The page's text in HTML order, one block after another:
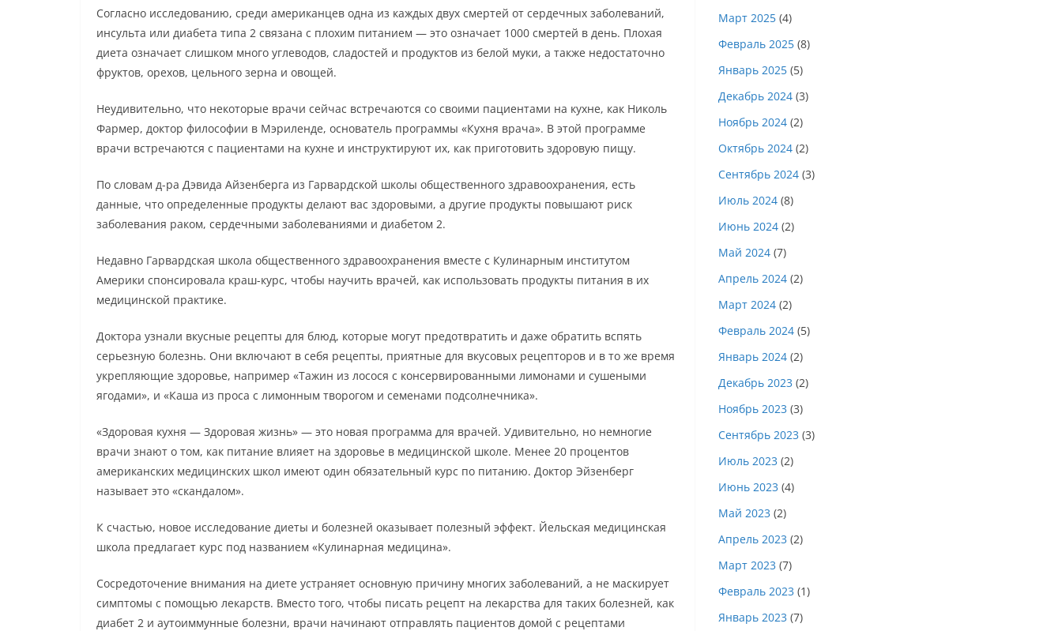
Согласно исследованию, среди американцев одна из каждых двух смертей от сердечных заболеваний,
инсульта или диабета типа 2 связана с плохим питанием — это означает 1000 смертей в день. Плохая
диета означает слишком много углеводов, сладостей и продуктов из белой муки, а также недостаточно
фруктов, орехов, цельного зерна и овощей.
Неудивительно, что некоторые врачи сейчас встречаются со своими пациентами на кухне, как Николь
Фармер, доктор философии в Мэриленде, основатель программы «Кухня врача». В этой программе
врачи встречаются с пациентами на кухне и инструктируют их, как приготовить здоровую пищу.
По словам д-ра Дэвида Айзенберга из Гарвардской школы общественного здравоохранения, есть
данные, что определенные продукты делают вас здоровыми, а другие продукты повышают риск
заболевания раком, сердечными заболеваниями и диабетом 2.
Недавно Гарвардская школа общественного здравоохранения вместе с Кулинарным институтом
Америки спонсировала краш-курс, чтобы научить врачей, как использовать продукты питания в их
медицинской практике.
Доктора узнали вкусные рецепты для блюд, которые могут предотвратить и даже обратить вспять
серьезную болезнь. Они включают в себя рецепты, приятные для вкусовых рецепторов и в то же время
укрепляющие здоровье, например «Тажин из лосося с консервированными лимонами и сушеными
ягодами», и «Каша из проса с лимонным творогом и семенами подсолнечника».
«Здоровая кухня — Здоровая жизнь» — это новая программа для врачей. Удивительно, но немногие
врачи знают о том, как питание влияет на здоровье в медицинской школе. Менее 20 процентов
американских медицинских школ имеют один обязательный курс по питанию. Доктор Эйзенберг
называет это «скандалом».
К счастью, новое исследование диеты и болезней оказывает полезный эффект. Йельская медицинская
школа предлагает курс под названием «Кулинарная медицина».
Сосредоточение внимания на диете устраняет основную причину многих заболеваний, а не маскирует
симптомы с помощью лекарств. Вместо того, чтобы писать рецепт на лекарства для таких болезней, как
диабет 2 и аутоиммунные болезни, врачи начинают отправлять пациентов домой с рецептами
Март 2025 (4)
Февраль 2025 (8)
Январь 2025 (5)
Декабрь 2024 (3)
Ноябрь 2024 (2)
Октябрь 2024 (2)
Сентябрь 2024 (3)
Июль 2024 (8)
Июнь 2024 (2)
Май 2024 (7)
Апрель 2024 (2)
Март 2024 (2)
Февраль 2024 (5)
Январь 2024 (2)
Декабрь 2023 (2)
Ноябрь 2023 (3)
Сентябрь 2023 (3)
Июль 2023 (2)
Июнь 2023 (4)
Май 2023 (2)
Апрель 2023 (2)
Март 2023 (7)
Февраль 2023 (1)
Январь 2023 (7)